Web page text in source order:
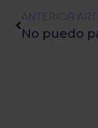
ANTERIOR